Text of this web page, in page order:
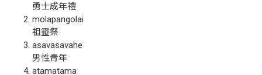
勇士成年禮
molapangolai
祖靈祭
asavasavahe
男性青年
atamatama